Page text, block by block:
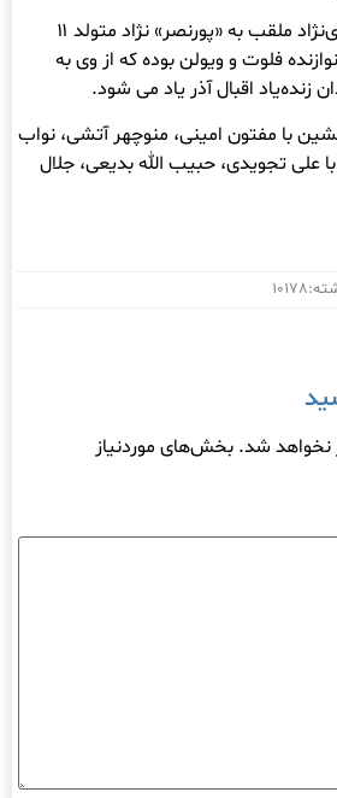
مرحوم فخرالدین پورنصری‌نژاد ملقب به «پورنصر» نژاد متولد ۱۱
شاعر و نوازنده فلوت و ویولن بوده که از وی به
زنده‌یاد اقبال آذر یاد می شود.
با مفتون امینی، منوچهر آتشی، نواب
علی تجویدی، حبیب الله بدیعی، جلال
نخواهد شد. بخش‌های موردنیاز